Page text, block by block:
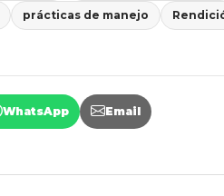
prácticas de manejo
WhatsApp Email